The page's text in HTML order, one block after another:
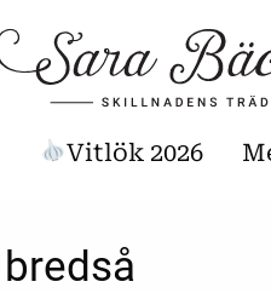
Vitlök 2026
bredså